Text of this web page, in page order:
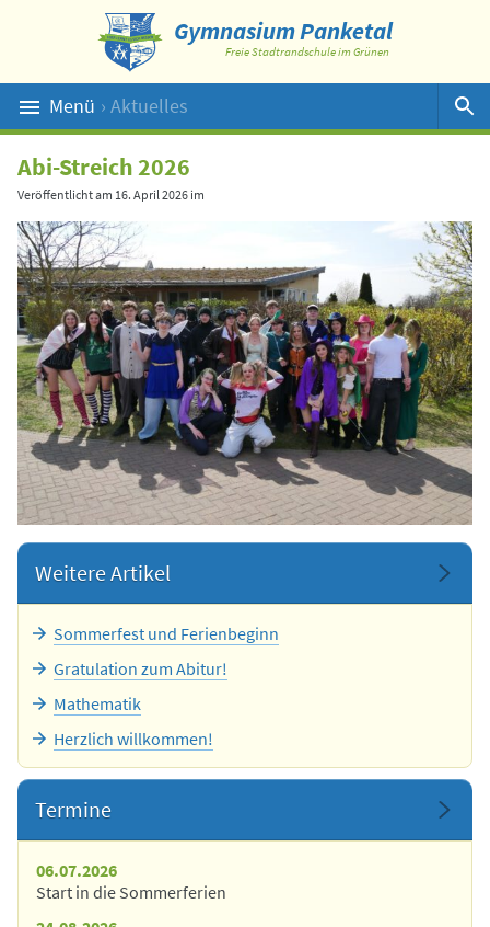
Gymnasium Panketal
Freie Stadtrandschule im Grünen
Menü › Aktuelles
Suche
Abi-Streich 2026
Veröffentlicht am 16. April 2026 im
Weitere Artikel
Sommerfest und Ferienbeginn
Gratulation zum Abitur!
Mathematik
Herzlich willkommen!
Termine
06.07.2026
Start in die Sommerferien